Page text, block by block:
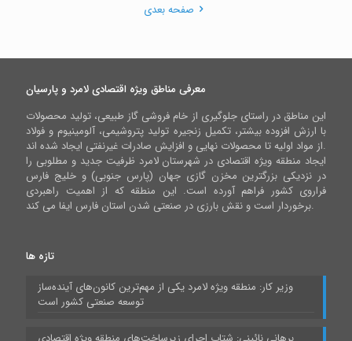
صفحه بعدی
معرفی مناطق ویژه اقتصادی لامرد و پارسیان
این مناطق در راستای جلوگیری از خام فروشی گاز طبیعی، تولید محصولات
با ارزش افزوده بیشتر، تکمیل زنجیره تولید پتروشیمی، آلومینیوم و فولاد
از مواد اولیه تا محصولات نهایی و افزایش صادرات غیرنفتی ایجاد شده اند.
ایجاد منطقه ویژه اقتصادی در شهرستان لامرد ظرفیت جدید و مطلوبی را
در نزدیکی بزرگترین مخزن گازی جهان (پارس جنوبی) و خلیج فارس
فراروی کشور فراهم آورده است. این منطقه که از اهمیت راهبردی
برخوردار است و نقش بارزی در صنعتی شدن استان فارس ایفا می کند.
تازه ها
وزیر کار: منطقه ویژه لامرد یکی از مهم‌ترین کانون‌های آینده‌ساز
توسعه صنعتی کشور است